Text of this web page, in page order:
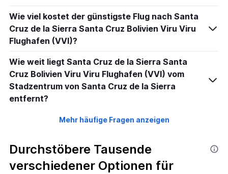
Wie viel kostet der günstigste Flug nach Santa
Cruz de la Sierra Santa Cruz Bolivien Viru Viru
Flughafen (VVI)?
Wie weit liegt Santa Cruz de la Sierra Santa
Cruz Bolivien Viru Viru Flughafen (VVI) vom
Stadzentrum von Santa Cruz de la Sierra
entfernt?
Mehr häufige Fragen anzeigen
Durchstöbere Tausende
verschiedener Optionen für